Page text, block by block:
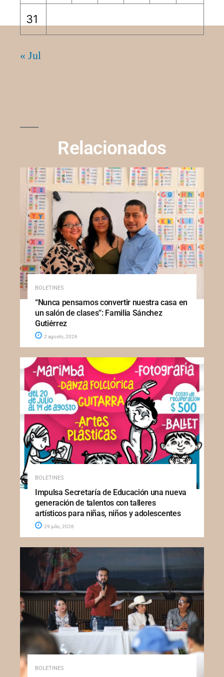
31
« Jul
Relacionados
BOLETINES
“Nunca pensamos convertir nuestra casa en
un salón de clases”: Familia Sánchez
Gutiérrez
2 agosto, 2026
BOLETINES
Impulsa Secretaría de Educación una nueva
generación de talentos con talleres
artísticos para niñas, niños y adolescentes
29 julio, 2026
BOLETINES